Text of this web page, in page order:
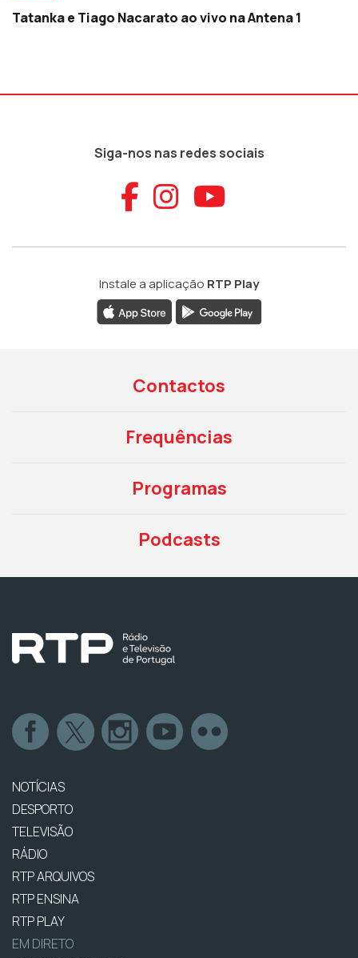
Tatanka e Tiago Nacarato ao vivo na Antena 1
Siga-nos nas redes sociais
Aceder ao
Aceder ao
Aceder
Instale a aplicação RTP Play
Contactos
Frequências
Programas
Podcasts
NOTÍCIAS
DESPORTO
TELEVISÃO
RÁDIO
RTP ARQUIVOS
RTP ENSINA
RTP PLAY
EM DIRETO